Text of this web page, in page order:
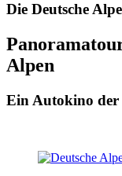
Die Deutsche
Alpen
Ein Autokino der